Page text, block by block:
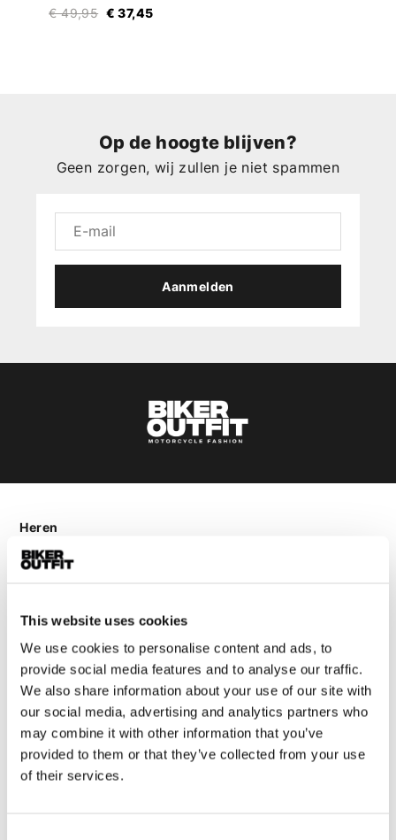
This website uses cookies
We use cookies to personalise content and ads, to
provide social media features and to analyse our traffic.
We also share information about your use of our site with
our social media, advertising and analytics partners who
may combine it with other information that you’ve
provided to them or that they’ve collected from your use
of their services.
€ 49,95 € 37,45
Op de hoogte blijven?
Geen zorgen, wij zullen je niet spammen
Aanmelden
Heren
Motorkleding heren
Motorpak heren
Motorjeans heren
Motorhoodie heren
Motorhandschoenen heren